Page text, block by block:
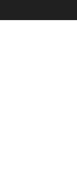
al